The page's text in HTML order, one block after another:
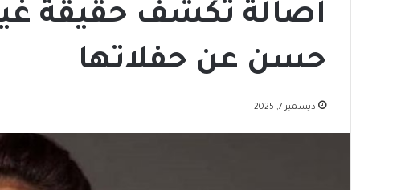
أصالة تكشف حقيقة
حسن عن حفلاتها
ديسمبر 7, 2025